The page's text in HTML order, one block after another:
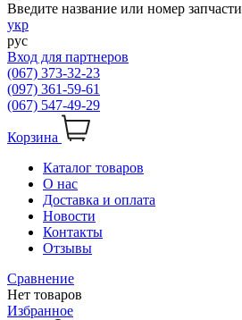
Введите название или номер запчасти
укр
рус
Вход для партнеров
(067) 373-32-23
(097) 361-59-61
(067) 547-49-29
Корзина
Каталог товаров
О нас
Доставка и оплата
Новости
Контакты
Отзывы
Сравнение
Нет товаров
Избранное